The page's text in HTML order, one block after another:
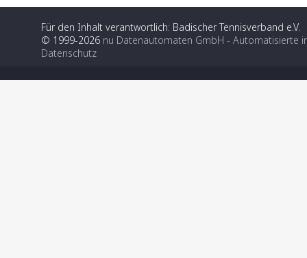
Für den Inhalt verantwortlich: Badischer Tennisverband e.V.
© 1999-2026 nu Datenautomaten GmbH - Automatisierte
Datenschutz